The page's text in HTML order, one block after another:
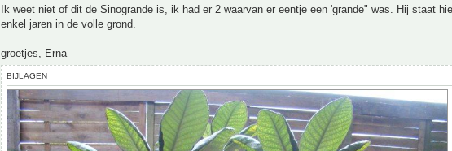
Ik weet niet of dit de Sinogrande is, ik had er 2 waarvan er eentje een 'grande" was. Hij staat
enkel jaren in de volle grond.
groetjes, Erna
BIJLAGEN